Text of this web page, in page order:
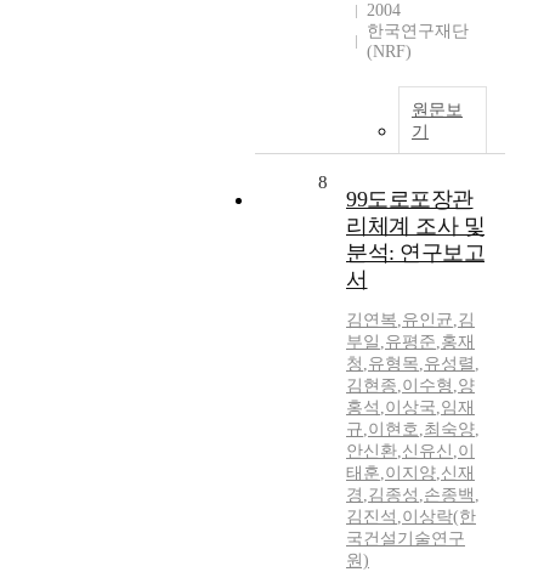
2004
한국연구재단
(NRF)
원문보
기
8
99도로포장관
리체계 조사 및
분석: 연구보고
서
김연복,유인균,김
부일 ,유평준,홍재
청 ,유형목,유성렬 ,
김현종,이수형 ,양
홍석 ,이상국,임재
규,이현호,최숙양,
안신환,신유신 ,이
태훈,이지양,신재
경 ,김종성 ,손종백 ,
김진석 ,이상락(한
국건설기술연구
원)